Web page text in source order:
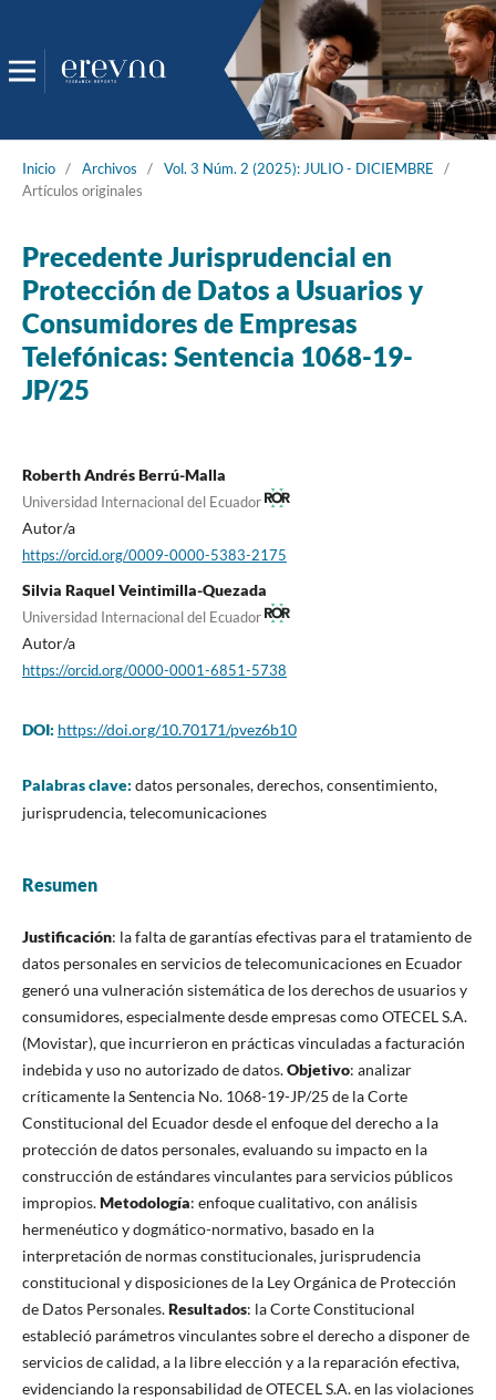
Inicio / Archivos / Vol. 3 Núm. 2 (2025): JULIO - DICIEMBRE
/
Artículos originales
Precedente Jurisprudencial en
Protección de Datos a Usuarios y
Consumidores de Empresas
Telefónicas: Sentencia 1068-19-
JP/25
Roberth Andrés Berrú-Malla
Universidad Internacional del Ecuador
Autor/a
https://orcid.org/0009-0000-5383-2175
Silvia Raquel Veintimilla-Quezada
Universidad Internacional del Ecuador
Autor/a
https://orcid.org/0000-0001-6851-5738
DOI: https://doi.org/10.70171/pvez6b10
Palabras clave: datos personales, derechos, consentimiento,
jurisprudencia, telecomunicaciones
Resumen
Justificación: la falta de garantías efectivas para el tratamiento de
datos personales en servicios de telecomunicaciones en Ecuador
generó una vulneración sistemática de los derechos de usuarios y
consumidores, especialmente desde empresas como OTECEL S.A.
(Movistar), que incurrieron en prácticas vinculadas a facturación
indebida y uso no autorizado de datos.Objetivo: analizar
críticamente la Sentencia No. 1068-19-JP/25 de la Corte
Constitucional del Ecuador desde el enfoque del derecho a la
protección de datos personales, evaluando su impacto en la
construcción de estándares vinculantes para servicios públicos
impropios.Metodología: enfoque cualitativo, con análisis
hermenéutico y dogmático-normativo, basado en la
interpretación de normas constitucionales, jurisprudencia
constitucional y disposiciones de la Ley Orgánica de Protección
de Datos Personales.Resultados: la Corte Constitucional
estableció parámetros vinculantes sobre el derecho a disponer de
servicios de calidad, a la libre elección y a la reparación efectiva,
evidenciando la responsabilidad de OTECEL S.A. en las violaciones